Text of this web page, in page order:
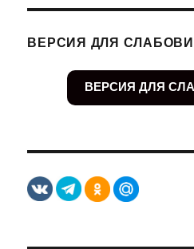
ВЕРСИЯ ДЛЯ
ВЕРСИЯ ДЛЯ